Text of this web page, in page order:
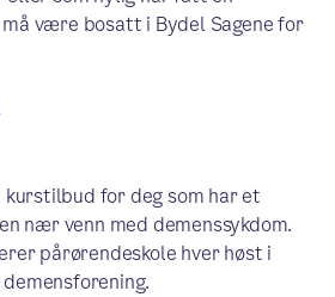
være bosatt i Bydel Sagene for
for deg som har et
nær venn med demenssykdom.
pårørendeskole hver høst i